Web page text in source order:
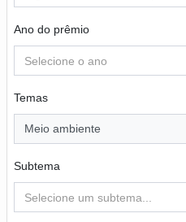
Ano do prêmio
Selecione o ano
Temas
Meio ambiente
Subtema
Selecione um subtema...